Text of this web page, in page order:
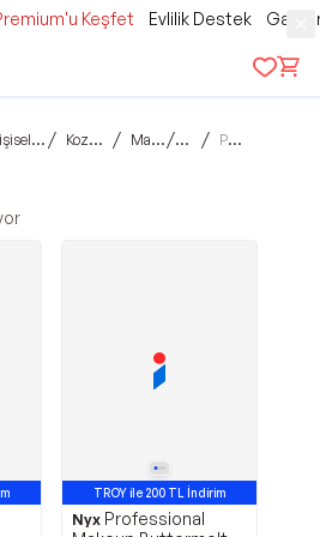
Keşfet Evlilik Destek
/ Kozmetik / Makyaj /Yüz/ Pudra
TROY ile 200 TL İndirim
Nyx Professional